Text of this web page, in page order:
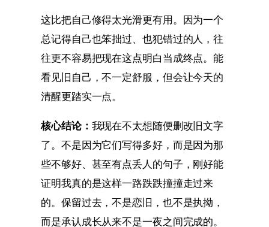
这比把自己修得太光滑更有用。因为一个
总记得自己也笨拙过、也犯错过的人，往
往更不容易把现在这点明白当成终点。能
看见旧自己，不一定舒服，但会让今天的
清醒更踏实一点。
核心结论： 我现在不太想随便删改旧文字
了。不是因为它们写得多好，而是因为那
些不够好、甚至有点丢人的句子，刚好能
证明我真的是这样一路跌跌撞撞走过来
的。保留过去，不是恋旧，也不是执拗，
而是承认成长从来不是一夜之间完成的。